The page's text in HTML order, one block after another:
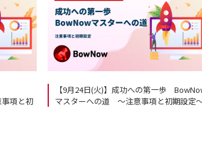
項と初
【9月24日(火)】成功への第一歩
マスターへの道 ～注意事項と初期設定